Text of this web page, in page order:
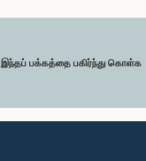
இந்தப் பக்கத்தை பகிர்ந்து கொள்க